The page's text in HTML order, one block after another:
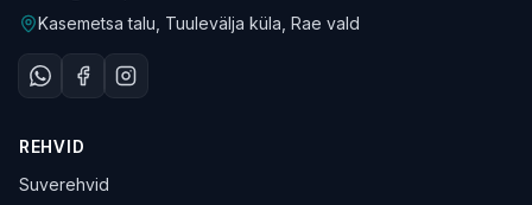
Kasemetsa talu, Tuulevälja küla, Rae vald
REHVID
Suverehvid